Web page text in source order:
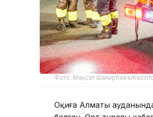
Фото: Мақсат Шағырбаев/
Оқиға Алматы